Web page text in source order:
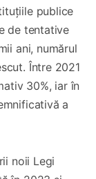
publice
de tentative
ani, numărul
Între 2021
30%, iar în
a
noii Legi